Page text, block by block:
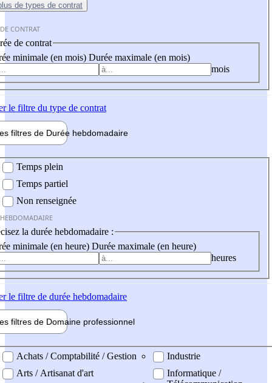
de types de contrat
CONTRAT
de contrat
minimale (en mois) Durée maximale (en mois)
mois
le filtre du type de contrat
filtres de Durée hebdomadaire
Temps plein
Temps partiel
Non renseignée
la durée hebdomadaire :
minimale (en heure) Durée maximale (en heure)
heures
le filtre de durée hebdomadaire
filtres de Domaine professionnel
professionel
Achats / Comptabilité / Gestion
Arts / Artisanat d'art
Industrie
Informatique /